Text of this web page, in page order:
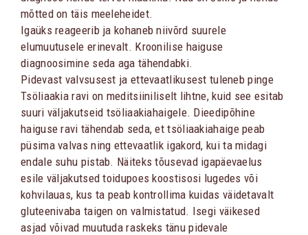
mõtted on täis meeleheidet.
Igaüks reageerib ja kohaneb niivõrd suurele
elumuutusele erinevalt. Kroonilise haiguse
diagnoosimine seda aga tähendabki.
Pidevast valvsusest ja ettevaatlikusest tuleneb pinge
Tsöliaakia ravi on meditsiiniliselt lihtne, kuid see esitab
suuri väljakutseid tsöliaakiahaigele. Dieedipõhine
haiguse ravi tähendab seda, et tsöliaakiahaige peab
püsima valvas ning ettevaatlik igakord, kui ta midagi
endale suhu pistab. Näiteks tõusevad igapäevaelus
esile väljakutsed toidupoes koostisosi lugedes või
kohvilauas, kus ta peab kontrollima kuidas väidetavalt
gluteenivaba taigen on valmistatud. Isegi väikesed
asjad võivad muutuda raskeks tänu pidevale